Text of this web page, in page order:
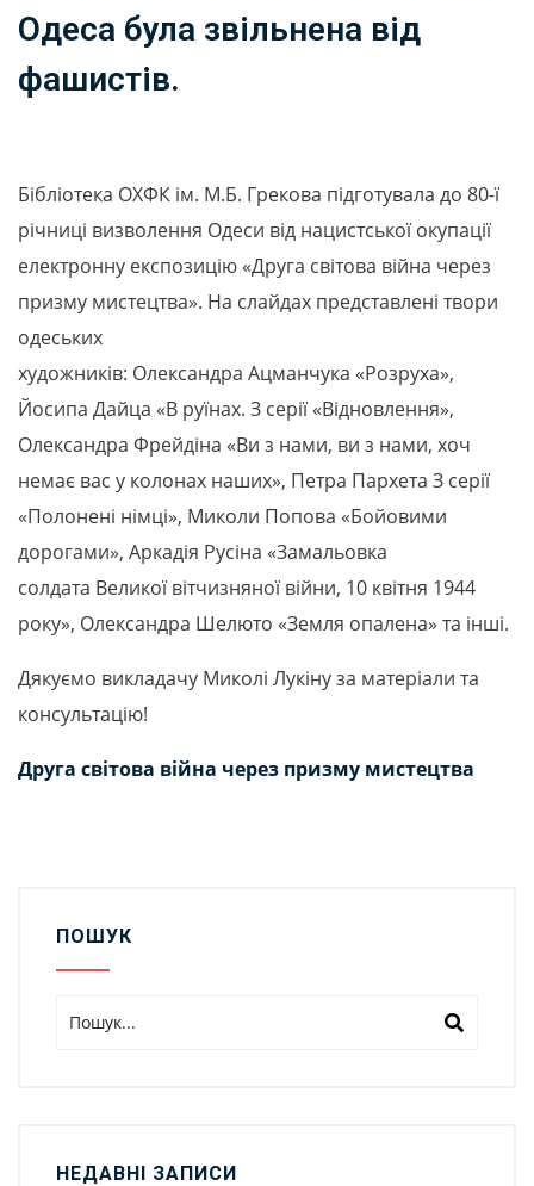
Одеса була звільнена від
фашистів.
Бібліотека ОХФК ім. М.Б. Грекова підготувала до 80-ї
річниці визволення Одеси від нацистської окупації
електронну експозицію «Друга світова війна через
призму мистецтва». На слайдах представлені твори
одеських
художників: Олександра Ацманчука «Розруха»,
Йосипа Дайца «В руїнах. З серії «Відновлення»,
Олександра Фрейдіна «Ви з нами, ви з нами, хоч
немає вас у колонах наших», Петра Пархета З серії
«Полонені німці», Миколи Попова «Бойовими
дорогами», Аркадія Русіна «Замальовка
солдата Великої вітчизняної війни, 10 квітня 1944
року», Олександра Шелюто «Земля опалена» та інші.
Дякуємо викладачу Миколі Лукіну за матеріали та
консультацію!
Друга світова війна через призму мистецтва
ПОШУК
НЕДАВНІ ЗАПИСИ